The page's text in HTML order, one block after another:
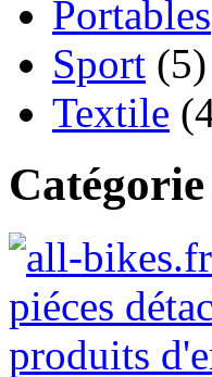
Portables
Sport (5)
Textile